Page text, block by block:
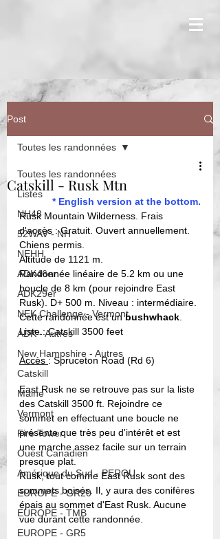
Post
Toutes les randonnées
Listes
NH48
52WAV - NH
NEHH
ADK46er
ADK29er
NEK Challenge - Vermont
ADK - Autres
New Hampshire - Autres
Catskill
Maine
Vermont
Fire Tower
Ouest Canadien
Amérique du Sud - PEROU
EUROPE - GR20
EUROPE - TMB
EUROPE - GR5
Toutes les randonnées
Catskill - Rusk Mtn
* English version at the bottom.
Rusk Mountain Wilderness. Frais
d'accès : Gratuit. Ouvert annuellement.
Chiens permis.
Altitude de 1121 m.
Randonnée linéaire de 5.2 km ou une
boucle de 8 km (pour rejoindre East
Rusk). D+ 500 m. Niveau : intermédiaire.
Cette randonnée est un bushwhack
Liste : Catskill 3500 feet
Accès : Spruceton Road (Rd 6)
East Rusk ne se retrouve pas sur la liste
des Catskill 3500 ft. Rejoindre ce
sommet en effectuant une boucle ne
présente que très peu d'intérêt et est
une marche assez facile sur un terrain
presque plat.
Rusk, tout comme East Rusk sont des
sommets boisés. Il, y aura des conifères
épais au sommet d'East Rusk. Aucune
vue durant cette randonnée.